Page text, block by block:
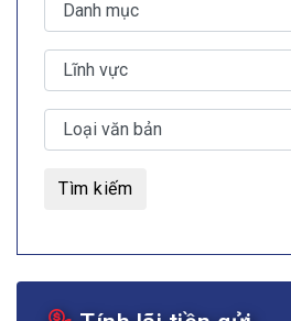
Tìm kiếm